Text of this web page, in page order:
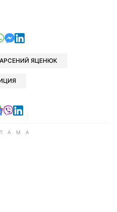
в Telegram
в Facebook
в Xв Viber
отправить в Whatsapp
отправить в Messenger
отправить в LinkedIn
АРСЕНИЙ ЯЦЕНЮК
в Telegram
в Facebook
в X
Читайте в Google news
Читайте в Viber
Читайте в LinkedIn